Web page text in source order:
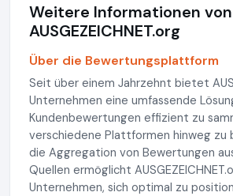
Weitere Informationen von
AUSGEZEICHNET.org
Über die Bewertungsplattform
Seit über einem Jahrzehnt bietet
Unternehmen eine umfassende
Kundenbewertungen effizient zu
verschiedene Plattformen hinweg zu
die Aggregation von Bewertungen
Quellen ermöglicht
Unternehmen, sich optimal zu